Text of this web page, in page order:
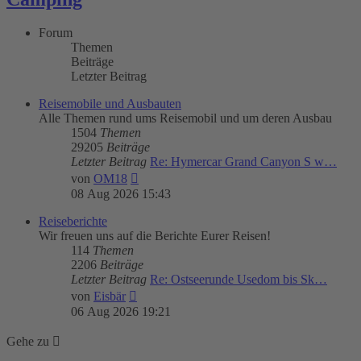
Forum
Themen
Beiträge
Letzter Beitrag
Reisemobile und Ausbauten
Alle Themen rund ums Reisemobil und um deren Ausbau
1504 Themen
29205 Beiträge
Letzter Beitrag Re: Hymercar Grand Canyon S w…
von OM18
Beitrag
08 Aug 2026 15:43
Reiseberichte
Wir freuen uns auf die Berichte Eurer Reisen!
114 Themen
2206 Beiträge
Letzter Beitrag Re: Ostseerunde Usedom bis Sk…
von Eisbär
Beitrag
06 Aug 2026 19:21
Gehe zu